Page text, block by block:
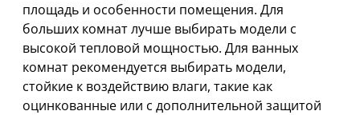
площадь и особенности помещения. Для
больших комнат лучше выбирать модели с
высокой тепловой мощностью. Для ванных
комнат рекомендуется выбирать модели,
стойкие к воздействию влаги, такие как
оцинкованные или с дополнительной защитой